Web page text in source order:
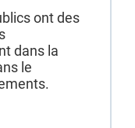
ont des
dans la
le